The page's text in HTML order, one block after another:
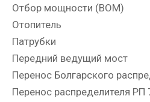
Отбор мощности (ВОМ)
Отопитель
Патрубки
Передний ведущий мост
Перенос Болгарского
Перенос распределителя РП